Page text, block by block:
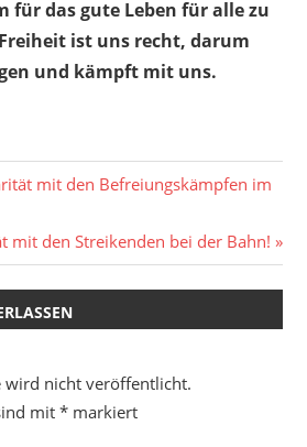
für das gute Leben für alle zu
ist uns recht, darum
und kämpft mit uns.
mit den Befreiungskämpfen im
mit den Streikenden bei der Bahn!
wird nicht veröffentlicht.
mit *markiert